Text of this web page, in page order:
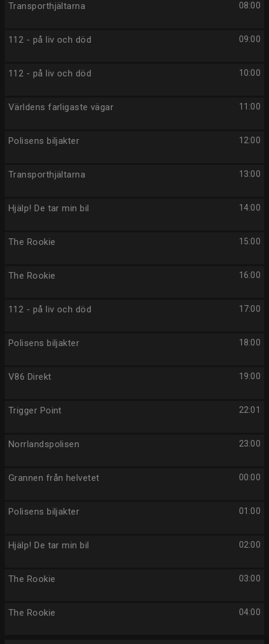
08:00
Transporthjältarna
09:00
112 - på liv och död
10:00
112 - på liv och död
11:00
Världens farligaste vägar
12:00
Polisens biljakter
13:00
Transporthjältarna
14:00
Hjälp! De tar min bil
15:00
The Rookie
16:00
The Rookie
17:00
112 - på liv och död
18:00
Polisens biljakter
19:00
V86 Direkt
22:01
Trigger Point
23:00
Norrlandspolisen
00:00
Grannen från helvetet
01:00
Polisens biljakter
02:00
Hjälp! De tar min bil
03:00
The Rookie
04:00
The Rookie